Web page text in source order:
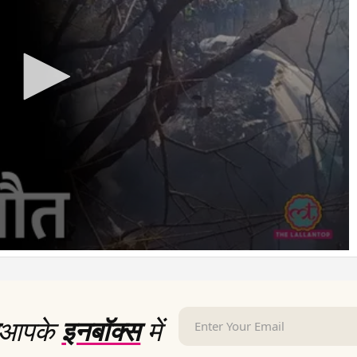
इनबॉक्समें